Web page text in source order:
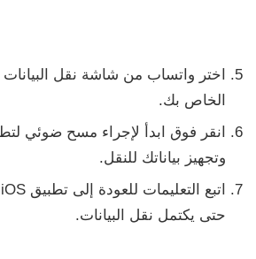
اختر واتساب من شاشة نقل البيانات
الخاص بك.
انقر فوق
ابدأ
لإجراء مسح ضوئي
وتجهيز بياناتك للنقل.
اتبع التعليمات للعودة إلى تطبيق
حتى يكتمل نقل البيانات.